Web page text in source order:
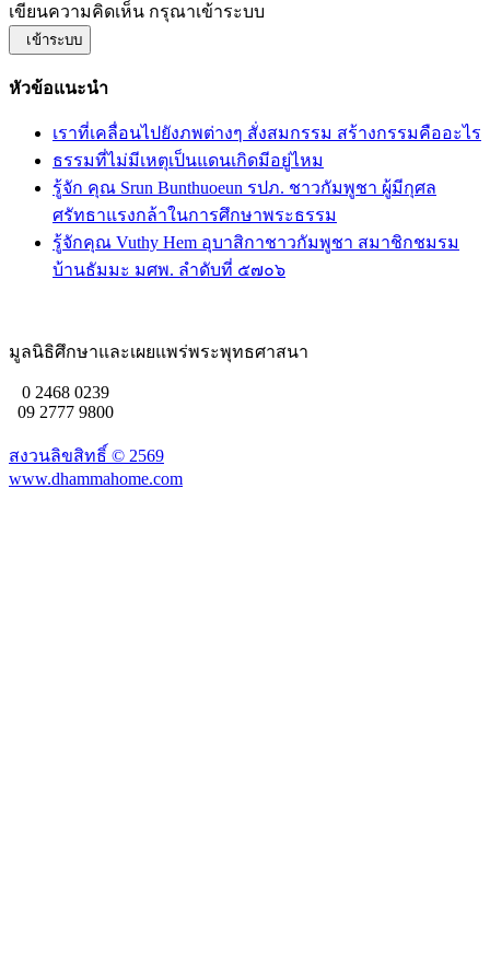
เขียนความคิดเห็น กรุณาเข้าระบบ
เข้าระบบ
หัวข้อแนะนำ
เราที่เคลื่อนไปยังภพต่างๆ สั่งสมกรรม สร้างกรรมคืออะไร
ธรรมที่ไม่มีเหตุเป็นแดนเกิดมีอยู่ไหม
รู้จัก คุณ Srun Bunthuoeun รปภ. ชาวกัมพูชา ผู้มีกุศล
ศรัทธาแรงกล้าในการศึกษาพระธรรม
รู้จักคุณ Vuthy Hem อุบาสิกาชาวกัมพูชา สมาชิกชมรม
บ้านธัมมะ มศพ. ลำดับที่ ๕๗๐๖
มูลนิธิศึกษาและเผยแพร่พระพุทธศาสนา
0 2468 0239
09 2777 9800
สงวนลิขสิทธิ์ © 2569
www.dhammahome.com